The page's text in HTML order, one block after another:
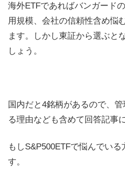
海外ETFであればバンガード
用規模、会社の信頼性含め悩
ます。しかし東証から選ぶと
しょう。
国内だと4銘柄があるので、
る理由なども含めて回答記事
もしS&P500ETFで悩んでい
す。